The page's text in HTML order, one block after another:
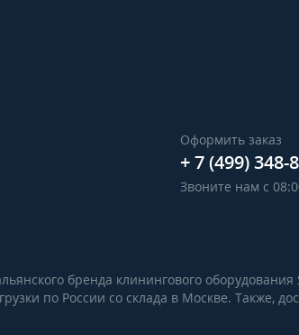
Оформить заказ
+ 7 (499) 348-
Звоните нам с
бренда клинингового
по России со склада в Москве. Также,